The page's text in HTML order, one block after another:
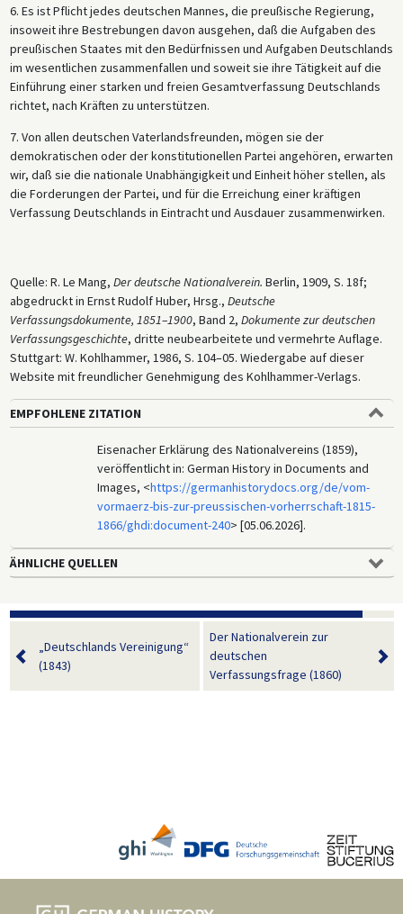
6. Es ist Pflicht jedes deutschen Mannes, die preußische Regierung,
insoweit ihre Bestrebungen davon ausgehen, daß die Aufgaben des
preußischen Staates mit den Bedürfnissen und Aufgaben Deutschlands
im wesentlichen zusammenfallen und soweit sie ihre Tätigkeit auf die
Einführung einer starken und freien Gesamtverfassung Deutschlands
richtet, nach Kräften zu unterstützen.
7. Von allen deutschen Vaterlandsfreunden, mögen sie der
demokratischen oder der konstitutionellen Partei angehören, erwarten
wir, daß sie die nationale Unabhängigkeit und Einheit höher stellen, als
die Forderungen der Partei, und für die Erreichung einer kräftigen
Verfassung Deutschlands in Eintracht und Ausdauer zusammenwirken.
Quelle: R. Le Mang, Der deutsche Nationalverein. Berlin, 1909, S. 18f;
abgedruckt in Ernst Rudolf Huber, Hrsg., Deutsche
Verfassungsdokumente, 1851–1900, Band 2, Dokumente zur deutschen
Verfassungsgeschichte, dritte neubearbeitete und vermehrte Auflage.
Stuttgart: W. Kohlhammer, 1986, S. 104–05. Wiedergabe auf dieser
Website mit freundlicher Genehmigung des Kohlhammer-Verlags.
EMPFOHLENE ZITATION
Eisenacher Erklärung des Nationalvereins (1859),
veröffentlicht in: German History in Documents and
Images, <https://germanhistorydocs.org/de/vom-
vormaerz-bis-zur-preussischen-vorherrschaft-1815-
1866/ghdi:document-240> [05.06.2026].
ÄHNLICHE QUELLEN
„Deutschlands Vereinigung“
(1843)
Der Nationalverein zur
deutschen
Verfassungsfrage (1860)